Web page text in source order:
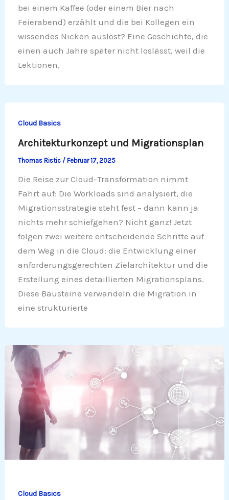
bei einem Kaffee (oder einem Bier nach
Feierabend) erzählt und die bei Kollegen ein
wissendes Nicken auslöst? Eine Geschichte, die
einen auch Jahre später nicht loslässt, weil die
Lektionen,
Cloud Basics
Architekturkonzept und Migrationsplan
Thomas Ristic / Februar 17, 2025
Die Reise zur Cloud-Transformation nimmt
Fahrt auf: Die Workloads sind analysiert, die
Migrationsstrategie steht fest – dann kann ja
nichts mehr schiefgehen? Nicht ganz! Jetzt
folgen zwei weitere entscheidende Schritte auf
dem Weg in die Cloud: die Entwicklung einer
anforderungsgerechten Zielarchitektur und die
Erstellung eines detaillierten Migrationsplans.
Diese Bausteine verwandeln die Migration in
eine strukturierte
Cloud Basics